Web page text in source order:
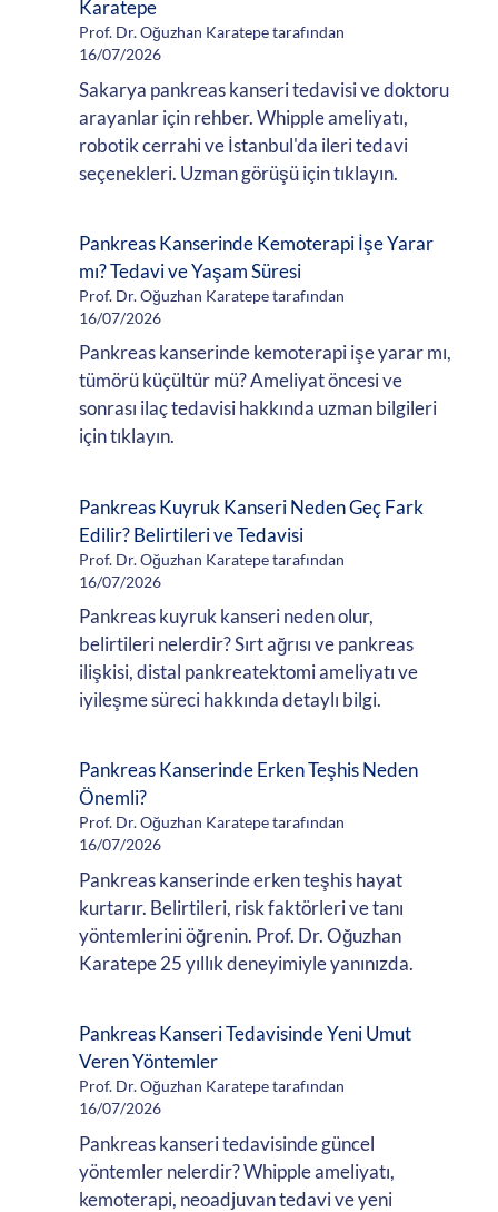
Karatepe
Prof. Dr. Oğuzhan Karatepe tarafından
16/07/2026
Sakarya pankreas kanseri tedavisi ve doktoru
arayanlar için rehber. Whipple ameliyatı,
robotik cerrahi ve İstanbul'da ileri tedavi
seçenekleri. Uzman görüşü için tıklayın.
Pankreas Kanserinde Kemoterapi İşe Yarar
mı? Tedavi ve Yaşam Süresi
Prof. Dr. Oğuzhan Karatepe tarafından
16/07/2026
Pankreas kanserinde kemoterapi işe yarar mı,
tümörü küçültür mü? Ameliyat öncesi ve
sonrası ilaç tedavisi hakkında uzman bilgileri
için tıklayın.
Pankreas Kuyruk Kanseri Neden Geç Fark
Edilir? Belirtileri ve Tedavisi
Prof. Dr. Oğuzhan Karatepe tarafından
16/07/2026
Pankreas kuyruk kanseri neden olur,
belirtileri nelerdir? Sırt ağrısı ve pankreas
ilişkisi, distal pankreatektomi ameliyatı ve
iyileşme süreci hakkında detaylı bilgi.
Pankreas Kanserinde Erken Teşhis Neden
Önemli?
Prof. Dr. Oğuzhan Karatepe tarafından
16/07/2026
Pankreas kanserinde erken teşhis hayat
kurtarır. Belirtileri, risk faktörleri ve tanı
yöntemlerini öğrenin. Prof. Dr. Oğuzhan
Karatepe 25 yıllık deneyimiyle yanınızda.
Pankreas Kanseri Tedavisinde Yeni Umut
Veren Yöntemler
Prof. Dr. Oğuzhan Karatepe tarafından
16/07/2026
Pankreas kanseri tedavisinde güncel
yöntemler nelerdir? Whipple ameliyatı,
kemoterapi, neoadjuvan tedavi ve yeni